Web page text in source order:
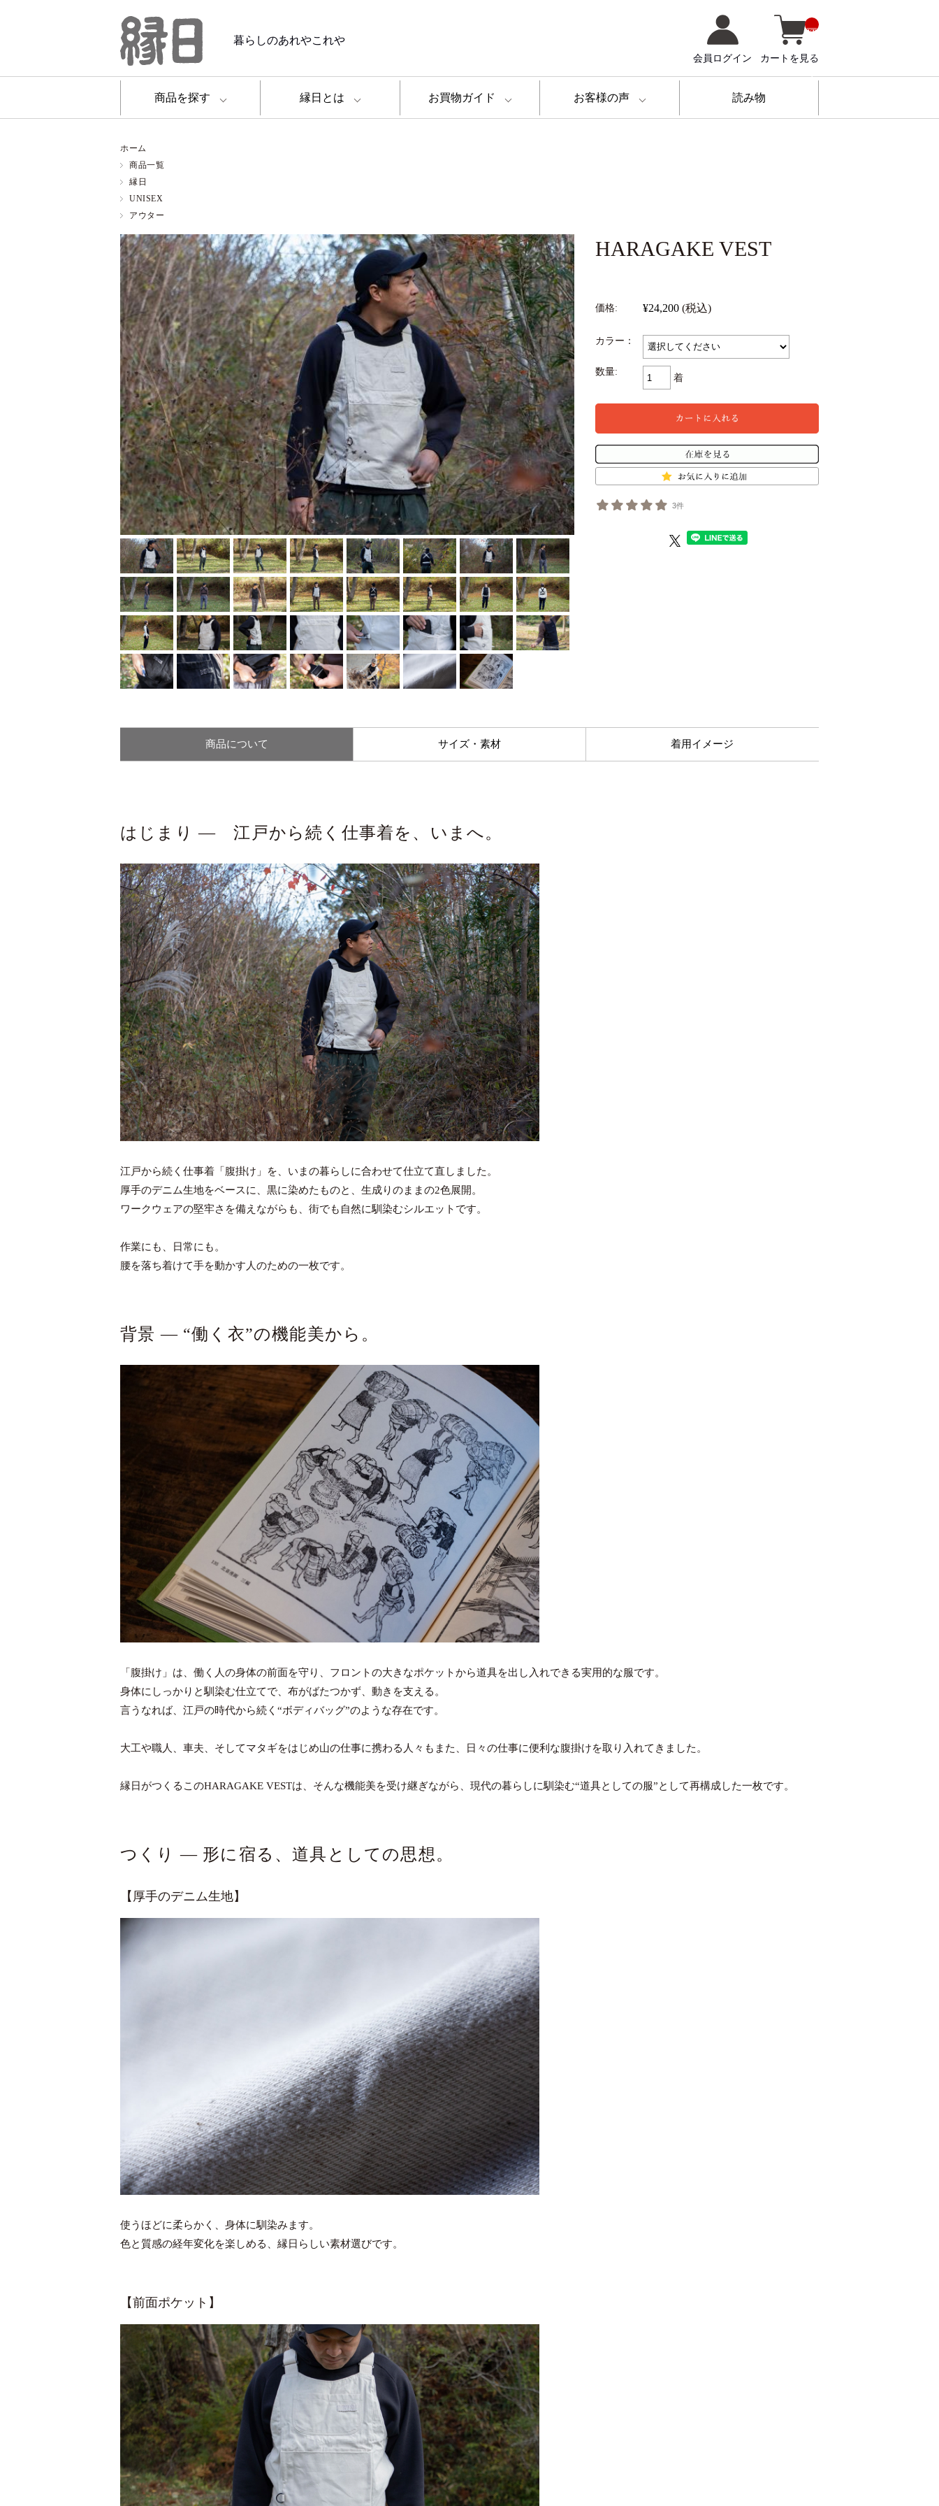
暮らしのあれやこれや
会員ログイン カートを見る
IT
C
T
商品を探す 縁日とは お買物ガイド お客様の声 読み物
ホーム
商品一覧
縁日
UNISEX
アウター
HARAGAKE VEST
価格: ¥24,200 (税込)
カラー：
数量:
着
3件
商品について サイズ・素材 着用イメージ
はじまり ― 江戸から続く仕事着を、いまへ。
江戸から続く仕事着「腹掛け」を、いまの暮らしに合わせて仕立て直しました。
厚手のデニム生地をベースに、黒に染めたものと、生成りのままの2色展開。
ワークウェアの堅牢さを備えながらも、街でも自然に馴染むシルエットです。
作業にも、日常にも。
腰を落ち着けて手を動かす人のための一枚です。
背景 ― “働く衣”の機能美から。
「腹掛け」は、働く人の身体の前面を守り、フロントの大きなポケットから道具を出し入れできる実用的な服です。
身体にしっかりと馴染む仕立てで、布がばたつかず、動きを支える。
言うなれば、江戸の時代から続く“ボディバッグ”のような存在です。
大工や職人、車夫、そしてマタギをはじめ山の仕事に携わる人々もまた、日々の仕事に便利な腹掛けを取り入れてきました。
縁日がつくるこのHARAGAKE VESTは、そんな機能美を受け継ぎながら、現代の暮らしに馴染む“道具としての服”として再構成した一枚です。
つくり ― 形に宿る、道具としての思想。
【厚手のデニム生地】
使うほどに柔らかく、身体に馴染みます。
色と質感の経年変化を楽しめる、縁日らしい素材選びです。
【前面ポケット】